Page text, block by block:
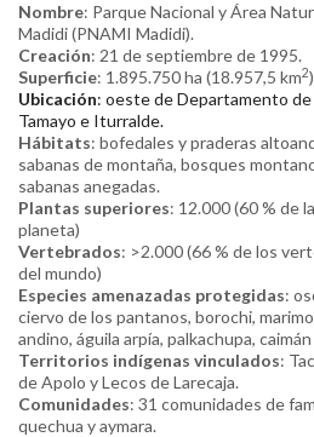
Nombre: Parque Nacional y Área
Madidi (PNAMI Madidi).
Creación: 21 de septiembre de 1995.
Superficie: 1.895.750 ha (18.957,5 km2
Ubicación: oeste de Departamento de
Tamayo e Iturralde.
Hábitats: bofedales y praderas
sabanas de montaña, bosques
sabanas anegadas.
Plantas superiores: 12.000 (60 % de
planeta)
Vertebrados: >2.000 (66 % de los
del mundo)
Especies amenazadas protegidas:
ciervo de los pantanos, borochi,
andino, águila arpía, palkachupa,
Territorios indígenas vinculados:
de Apolo y Lecos de Larecaja.
Comunidades: 31 comunidades de
quechua y aymara.